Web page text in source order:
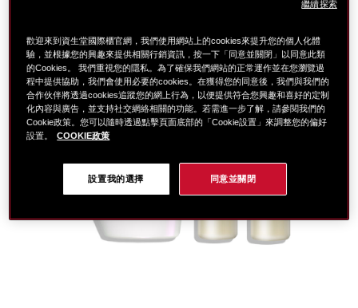
歡迎來到資生堂國際櫃官網，我們使用網站上的cookies來提升您的個人化體
驗，並根據您的興趣來提供相關行銷資訊，按一下「同意並關閉」以同意此類
的Cookies。 我們重視您的隱私。為了確保我們網站的正常運作並在您瀏覽過
程中提供協助，我們會使用必要的cookies。在獲得您的同意後，我們與我們的
合作伙伴將透過cookies追蹤您的網上行為，以便提供符合您興趣和喜好的定制
化內容與廣告，並支持社交網絡相關的功能。若需進一步了解，請參閱我們的
Cookie政策。您可以隨時透過點擊頁面底部的「Cookie設置」來調整您的偏好
設置。 COOKIE政策
設置我的選擇 同意並關閉
繼續探索